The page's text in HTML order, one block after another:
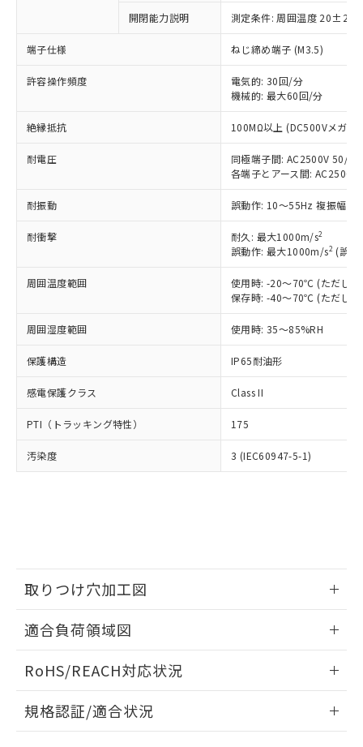
開閉能力説明 測定条件: 周囲温度 20±2℃
端子仕様 ねじ締め端子 (M3.5)
許容操作頻度
電気的: 30回/分
機械的: 最大60回/分
絶縁抵抗 100MΩ以上 (DC500Vメガ)
耐電圧
同極端子間: AC2500V 50/
各端子とアース間:
耐振動 誤動作: 10～55Hz 複振幅
耐衝撃 耐久: 最大1000m/s2
誤動作: 最大1000m/s2 (誤動
周囲温度範囲
使用時: -20～70℃ (ただし、
保存時: -40～70℃ (ただし、
周囲湿度範囲 使用時: 35～85%RH
保護構造 IP65耐油形
感電保護クラス Class II
PTI（トラッキング特性） 175
汚染度 3 (IEC60947-5-1)
取りつけ穴加工図
適合負荷領域図
RoHS/REACH対応状況
EU RoHS 注意事項・凡例
規格認証/適合状況
以下の条件をお読みいただき、同意のうえ
ご利用ください。
本サービスは、当社制御機器事業取扱
商品の当社在庫状況および標準価格
(税抜)を提供させていただくもので
当社制御機器事業取扱商品の中には、
本サービスの対象外となる商品もある
在庫状況および標準価格照会結果は、
記載している更新日時点での社内デー
タに基づき作成されるものであり、閲
覧された時点での実際の在庫および標
準価格とは異なる場合があることをご
正式な納期状況および標準価格はお客
様のお取引先、またはお客様担当のオ
ムロン制御機器販売店・当社販売員に
オムロン制御機器販売店や当社販売拠
」をご確認
在庫状況および標準価格結果を当社の
事前の承諾なく第三者に漏洩または開
示しないようお願いします。
マイパーツ機能（部品リスト作成サー
ビス）をご利用いただくには、I-Web
品・サービスに関するお客様との取
引・商談に必要な範囲で利用すること
をご了承ください。
の共同利用に関して"
用者の範囲」に記載されている法人を
指します。
非含有に非対応の商品で、対応品を出す予
調査・確認中：EU RoHS指令（10物質）の
非含有の対応状況を調査中または確認中の
商品です。
非該当品：ライセンス料など無形物で、有
害物質有無と関係のない商品です。
仕入先様の事情により、非含有部品として
いたものが、含有品と判明した場合などや
むを得ず変更することがあります。
鉛(Pb) 1000ppm以下、 水銀(Hg) 1000ppm以下、 カド
六価クロム(Cr(Ⅵ)) 1000ppm以下、ポリ臭化ビフェニル
類(PBB) 1000ppm以下、ポリ臭化ジフェニルエーテル類
(PBDE) 1000ppm以下、フタル酸ビス(2-エチルヘキシ
ル) (DEHP)(別名：DOP) 1000ppm以下、フタル酸ブチ
ルベンジル（BBP） 1000ppm以下、フタル酸ジブチル
（DBP） 1000ppm以下、フタル酸ジイソブチル
適用除外項目は除く。
フタル酸エステル類の４物質については閾値を超える意
図的な使用がないことを確認しています。
部品在庫の切り替え状況などにより、予定
EU RoHS指令（10物質）の非含有証明書
51物質の非含有証明書（当社基準）
るもので、過去に遡って非含有を証明する
ものではありません。
また、RoHS指令のフタル酸エステル類４
物質の対応では、対応完了までの期間は出
荷製品に未対応品が混在することから備考
「○」：最大均質材料含有率が中国RoHSの
基準値以下であることを示します。
「×」：最大均質材料含有率が中国RoHSの
基準値を超えていることを示します。
「－」：未確認です。当社販売部門へお問
*中国RoHS10物質の基準値 (GB/T26572)：
Pb(鉛) :1000ppm、 Hg(水銀) : 1000ppm、 Cd(カドミウ
Cr(Ⅵ)(六価クロム) : 1000ppm、 PBBs(ポリ臭化ビフェ
DBP(フタル酸ジブチル) : 1000ppm、 DIBP(フタル酸ジ
イソブチル) : 1000ppm、 BBP(フタル酸ブチルベンジ
DEHP(フタル酸ビス(2-エチルヘキシル)) : 1000ppm
※2 環境保護使用期限
「ｅ」：有害物質（10物質）のすべてが基
準値以下であることを示します。
「10」：通常の使用状況下において有害物
質が外部に漏えいし、環境に深刻な影響を
及ぼさない年数を意味します。
当社は、これら貴社製品のうち、外国
為替および外国貿易法に定める商品
（以下｢規制貨物等」という）を輸出
または国外への提供する場合は、日本
国政府の輸出許可(または役務取引許
可)を取得するなどの必要な手続きを
当社は規制貨物を破棄する場合は、完
全に破砕するなど、違法に輸出されな
いよう必要な手段を講じます。
当社は貴社製品を、核兵器、ミサイ
ル、化学兵器、生物兵器またはその他
武器並びにこれらの製造装置等に一切
当社は、貴社製品を第三者に販売する
場合は、上記1、2および3の内容を当
該第三者に通知します。また当社は、
販売先および販売に係わる関係者が違
法に輸出するおそれがある場合は、取
り引きをいたしません。
一定数以上の在庫あり
一定数には満たないが在庫あり
在庫なし(最新の在庫状況につ
いては、お客様のお取引先、ま
たはお客様担当のオムロン制御
機器販売店・当社販売員にご確
受注生産機種、また在庫状況の
情報を公開していない機種